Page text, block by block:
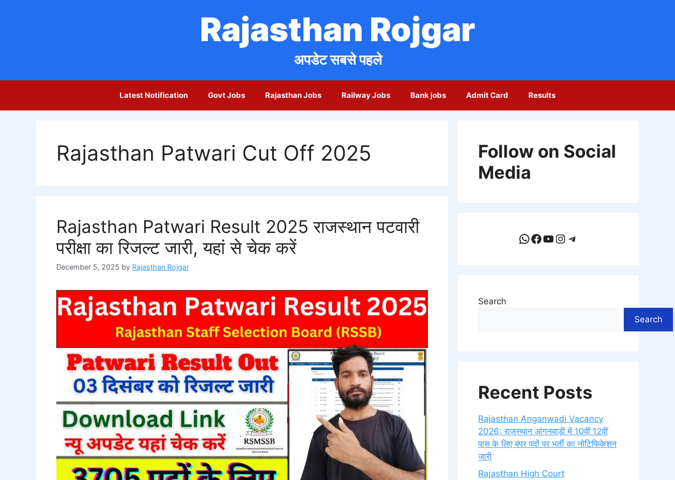
Rajasthan Rojgar
अपडेट सबसे पहले
Latest Notification Govt Jobs Rajasthan Jobs Railway Jobs Bank jobs Admit Card Results
Rajasthan Patwari Cut Off 2025
Rajasthan Patwari Result 2025 राजस्थान पटवारी
परीक्षा का रिजल्ट जारी, यहां से चेक करें
December 5, 2025 by Rajasthan Rojgar
Follow on Social
Media
WhatsApp
Facebook
YouTube
Instagram
Telegram
Search
Search
Recent Posts
Rajasthan Anganwadi Vacancy
2026: राजस्थान आंगनवाड़ी में 10वीं 12वीं
पास के लिए बंपर पदों पर भर्ती का नोटिफिकेशन
जारी
Rajasthan High Court